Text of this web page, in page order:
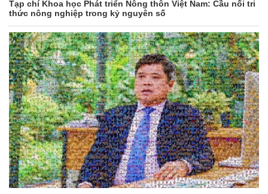
Tạp chí Khoa học Phát triển Nông thôn Việt Nam: Cầu nối tri
thức nông nghiệp trong kỷ nguyên số